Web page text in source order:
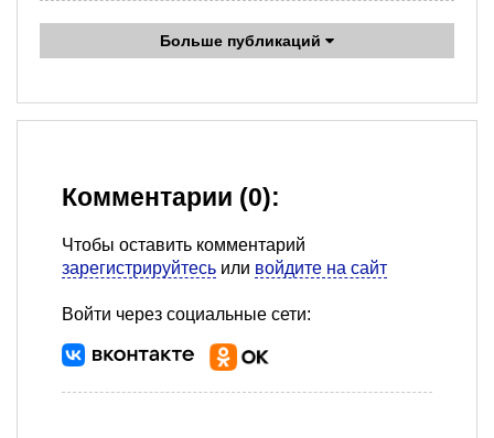
Больше публикаций
Комментарии (0):
Чтобы оставить комментарий
зарегистрируйтесь или войдите на сайт
Войти через социальные сети: